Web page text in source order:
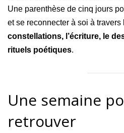
Une parenthèse de cinq jours
et se reconnecter à soi à travers
constellations, l’écriture, le
rituels poétiques.
Une semaine
retrouver